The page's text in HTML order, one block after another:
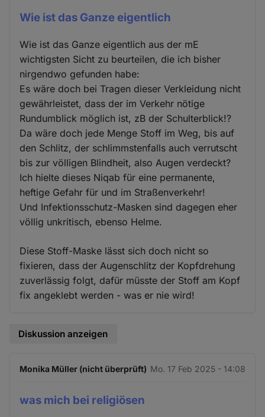
Wie ist das Ganze eigentlich
Wie ist das Ganze eigentlich aus der mE
wichtigsten Sicht zu beurteilen, die ich bisher
nirgendwo gefunden habe:
Es wäre doch bei Tragen dieser Verkleidung nicht
gewährleistet, dass der im Verkehr nötige
Rundumblick möglich ist, zB der Schulterblick!?
Da wäre doch jede Menge Stoff im Weg, bis auf
den Schlitz, der schlimmstenfalls auch verrutscht
bis zur völligen Blindheit, also Augen verdeckt?
Ich hielte dieses Niqab für eine permanente,
heftige Gefahr für und im Straßenverkehr!
Und Infektionsschutz-Masken sind dagegen eher
völlig unkritisch, ebenso Helme.
Diese Stoff-Maske lässt sich doch nicht so
fixieren, dass der Augenschlitz der Kopfdrehung
zuverlässig folgt, dafür müsste der Stoff am Kopf
fix angeklebt werden - was er nie wird!
Diskussion anzeigen
Monika Müller (nicht überprüft) Mo. 17 Feb 2025 - 14:08
was mich bei religiösen